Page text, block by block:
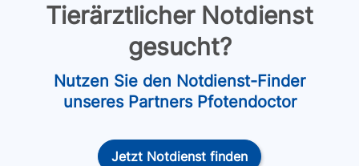
Tierärztlicher Notdienst
gesucht?
Nutzen Sie den Notdienst-Finder
unseres Partners Pfotendoctor
Jetzt Notdienst finden